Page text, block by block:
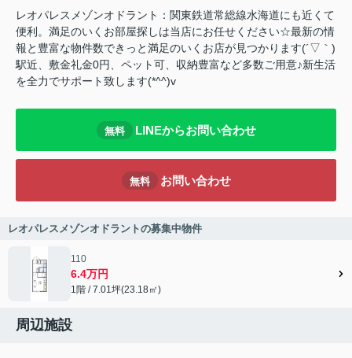
レオパレスメゾンオドラント：関東鉄道常総線水海道にも近くて
便利。満足のいくお部屋探しは当店にお任せください☆最新の情
報と豊富な物件数できっと満足のいくお店が見つかります(´▽｀)
駅近、敷金礼金0円、ペット可、収納豊富など多数ご用意♪新生活
を全力でサポート致します(*^^)v
無料 LINEからお問い合わせ
無料 お問い合わせ
レオパレスメゾンオドラントの募集中物件
110
6.4万円
1階 / 7.01坪(23.18㎡)
周辺施設